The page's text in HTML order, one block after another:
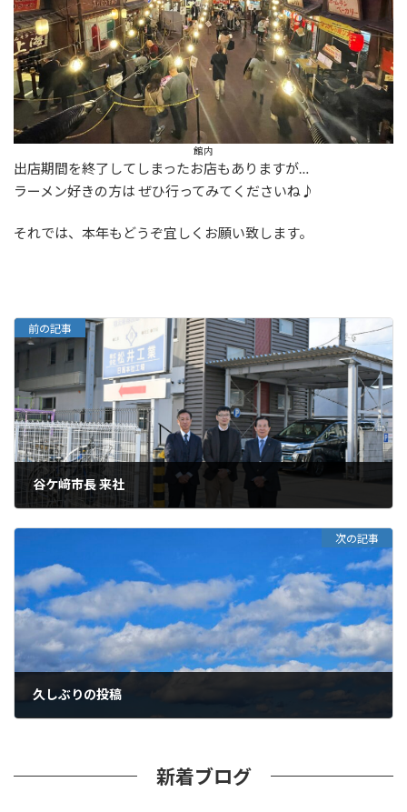
館内
出店期間を終了してしまったお店もありますが…
ラーメン好きの方は ぜひ行ってみてくださいね♪
それでは、本年もどうぞ宜しくお願い致します。
前の記事
谷ケ﨑市長 来社
次の記事
久しぶりの投稿
新着ブログ